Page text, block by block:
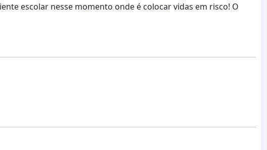
escolar nesse momento onde é colocar vidas em risco! O